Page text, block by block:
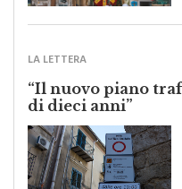
“Il nuovo piano
di dieci anni”